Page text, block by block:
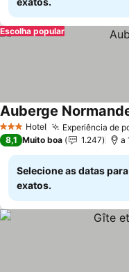
Escolha popular
3 EstrelasHotel Experiência de
Auberge
8,1 Muito boa 1.247 a
Selecione as datas
exatos.